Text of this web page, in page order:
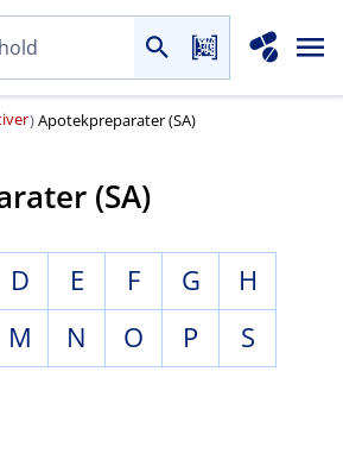
)Apotekpreparater (SA)
(SA)
D E F G
H
M N O P
S